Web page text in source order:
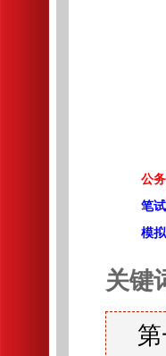
公
笔
模
关键